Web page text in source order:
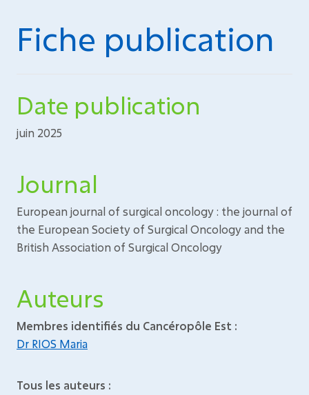
Fiche publication
Date publication
juin 2025
Journal
European journal of surgical oncology : the journal of
the European Society of Surgical Oncology and the
British Association of Surgical Oncology
Auteurs
Membres identifiés du Cancéropôle Est :
Dr RIOS Maria
Tous les auteurs :